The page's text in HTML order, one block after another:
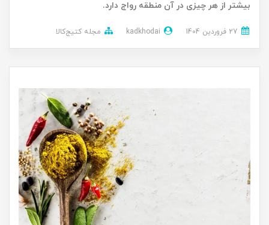
بیشتر از هر چیزی در آن منطقه رواج دارد.
kadkhodai مجله کتیج‌کالا